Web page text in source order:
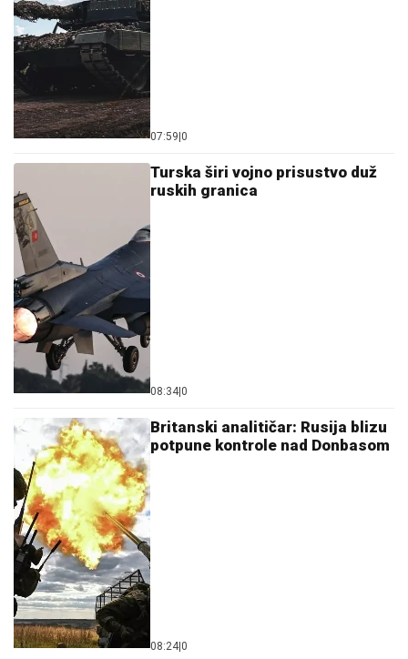
07:59 0
Turska širi vojno prisustvo duž
ruskih granica
08:34 0
Britanski analitičar: Rusija blizu
potpune kontrole nad Donbasom
08:24 0